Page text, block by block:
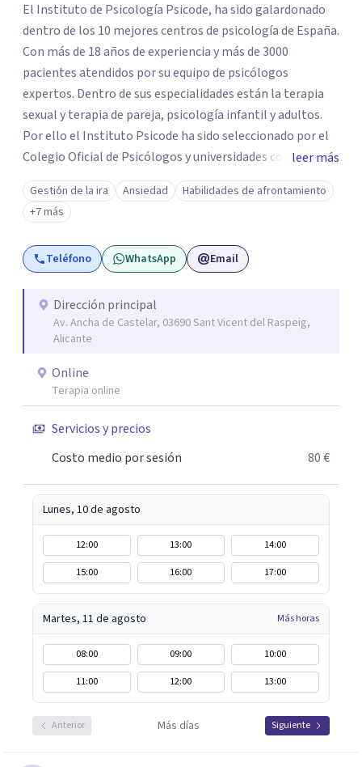
El Instituto de Psicología Psicode, ha sido galardonado
dentro de los 10 mejores centros de psicología de España.
Con más de 18 años de experiencia y más de 3000
pacientes atendidos por su equipo de psicólogos
expertos. Dentro de sus especialidades están la terapia
sexual y terapia de pareja, psicología infantil y adultos.
Por ello el Instituto Psicode ha sido seleccionado por el
Colegio Oficial de Psicólogos y universidades como la
UNIR, Europea y la U. Nebrija para que colabore en la
formación de psicólogos de máster y psicólogos
colegiados. Están en continuo crecimiento. Actualmente
tiene sede en Madrid y Alicante.
leer más
Gestión de la ira Ansiedad
Habilidades de afrontamiento
+7 más
Teléfono WhatsApp Email
Dirección principal
Av. Ancha de Castelar, 03690 Sant Vicent del Raspeig,
Alicante
Online
Terapia online
Servicios y precios
Costo medio por sesión
80 €
Lunes, 10 de agosto
12:00 13:00
14:00
15:00
16:00 17:00
Martes, 11 de agosto Más horas
08:00 09:00
10:00
11:00
12:00 13:00
Anterior Más días Siguiente